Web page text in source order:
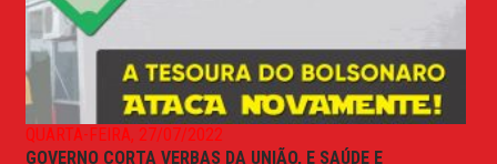
QUARTA-FEIRA, 27/07/2022
GOVERNO CORTA VERBAS DA UNIÃO, E SAÚDE E